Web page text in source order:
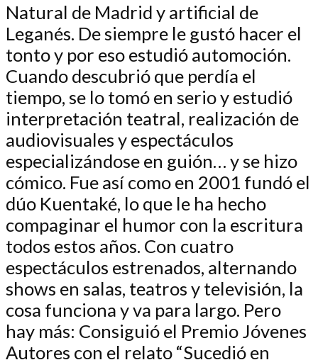
Natural de Madrid y artificial de
Leganés. De siempre le gustó hacer el
tonto y por eso estudió automoción.
Cuando descubrió que perdía el
tiempo, se lo tomó en serio y estudió
interpretación teatral, realización de
audiovisuales y espectáculos
especializándose en guión… y se hizo
cómico. Fue así como en 2001 fundó el
dúo Kuentaké, lo que le ha hecho
compaginar el humor con la escritura
todos estos años. Con cuatro
espectáculos estrenados, alternando
shows en salas, teatros y televisión, la
cosa funciona y va para largo. Pero
hay más: Consiguió el Premio Jóvenes
Autores con el relato “Sucedió en